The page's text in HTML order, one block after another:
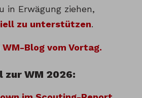
in Erwägung ziehen,
zu unterstützen.
Blog vom Vortag.
WM 2026: